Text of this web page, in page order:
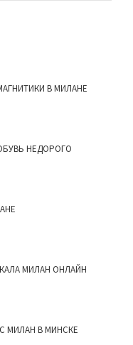
В МИЛАНЕ
НЕДОРОГО
МИЛАН ОНЛАЙН
МИЛАН В МИНСКЕ